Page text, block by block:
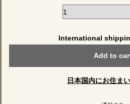
International
Add to
日本国内にお住ま